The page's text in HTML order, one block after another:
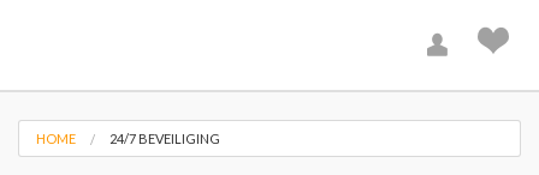
HOME 24/7 BEVEILIGING